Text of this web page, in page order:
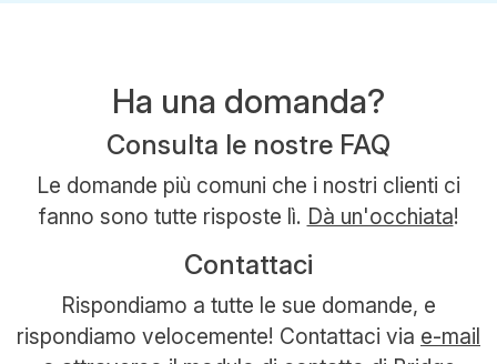
Ha una domanda?
Consulta le nostre FAQ
Le domande più comuni che i nostri clienti ci
fanno sono tutte risposte lì. Dà un'occhiata!
Contattaci
Rispondiamo a tutte le sue domande, e
rispondiamo velocemente! Contattaci via e-mail